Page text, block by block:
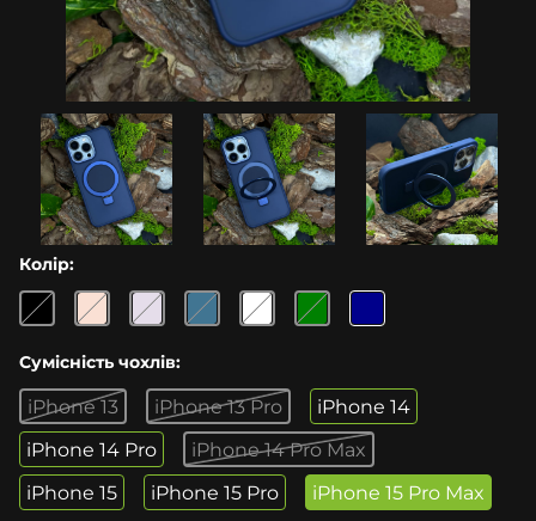
Колір:
Сумісність чохлів:
iPhone 13 iPhone 13 Pro
iPhone 14
iPhone 14 Pro
iPhone 14 Pro Max
iPhone 15
iPhone 15 Pro iPhone 15 Pro Max